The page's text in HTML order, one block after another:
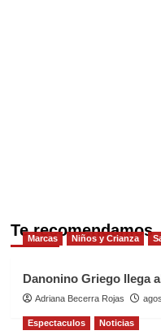
Te recomendamos
Marcas Niños y Crianza
Danonino Griego llega
Adriana Becerra Rojas
Espectaculos Noticias